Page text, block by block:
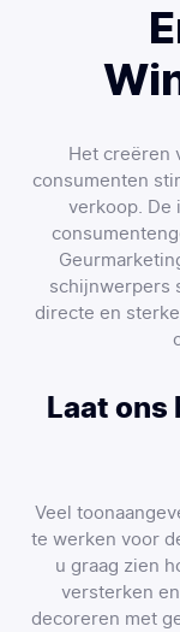
Het creëren
consumenten
verkoop. De
schijnwerpers
directe en
Laat ons
Veel
te werken voor
u graag zien
versterken
decoreren met